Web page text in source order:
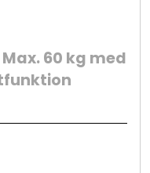
60 kg med